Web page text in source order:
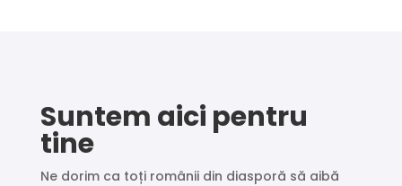
Suntem aici pentru
tine
Ne dorim ca toți românii din diasporă să aibă